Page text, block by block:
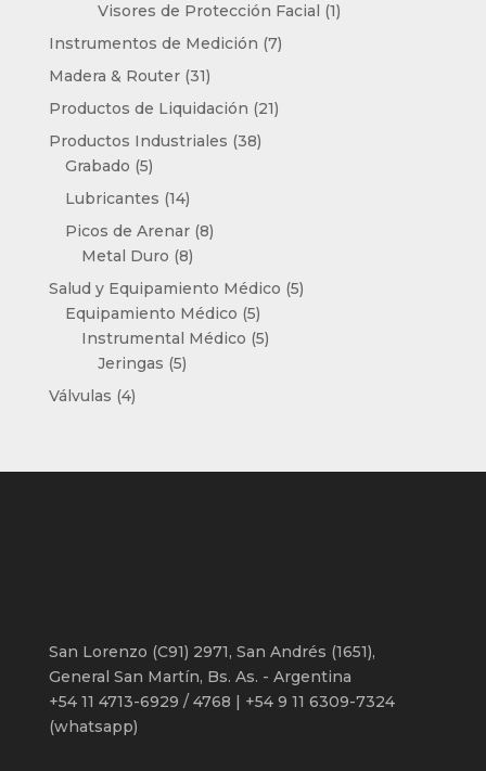
producto
Visores de Protección Facial 11
Instrumentos de Medición 77
Madera & Router 3131
productos
Productos de Liquidación 2121
Productos Industriales 3838
Grabado 55
productos
Lubricantes 1414
productos
Picos de Arenar 88
Metal Duro 88
productos
Salud y Equipamiento Médico 55
Equipamiento Médico 55
productos
Instrumental Médico 55
Jeringas 55
Válvulas 44
San Lorenzo (C91) 2971, San Andrés (1651),
General San Martín, Bs. As. - Argentina
+54 11 4713-6929 / 4768 | +54 9 11 6309-7324
(whatsapp)